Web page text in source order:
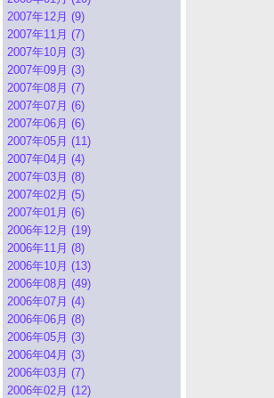
2007年12月 (9)
2007年11月 (7)
2007年10月 (3)
2007年09月 (3)
2007年08月 (7)
2007年07月 (6)
2007年06月 (6)
2007年05月 (11)
2007年04月 (4)
2007年03月 (8)
2007年02月 (5)
2007年01月 (6)
2006年12月 (19)
2006年11月 (8)
2006年10月 (13)
2006年08月 (49)
2006年07月 (4)
2006年06月 (8)
2006年05月 (3)
2006年04月 (3)
2006年03月 (7)
2006年02月 (12)